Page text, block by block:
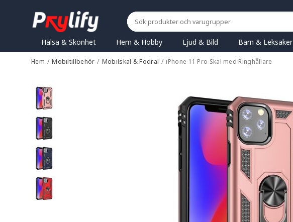
Hälsa & Skönhet Hem & Hobby Ljud & Bild Barn & Leksaker
Hem / Mobiltillbehör / Mobilskal & Fodral / iPhone 11 Pro Skal med Ringhållare